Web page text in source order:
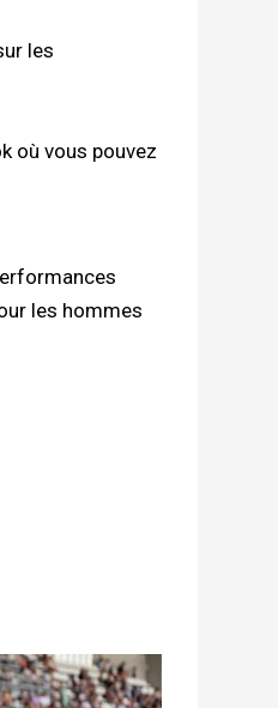
les
où vous pouvez
les hommes